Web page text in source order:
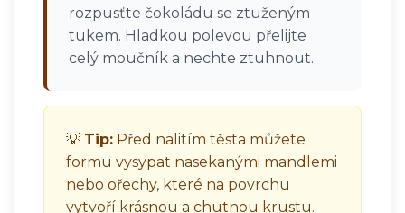
rozpusťte čokoládu se ztuženým
tukem. Hladkou polevou přelijte
celý moučník a nechte ztuhnout.
💡 Tip: Před nalitím těsta můžete
formu vysypat nasekanými mandlemi
nebo ořechy, které na povrchu
vytvoří krásnou a chutnou krustu.